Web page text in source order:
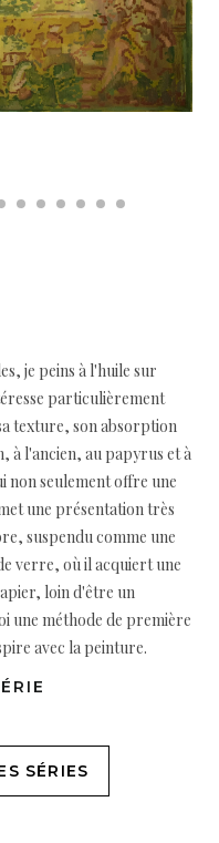
je peins à l'huile sur
particulièrement
texture, son absorption
à l'ancien, au papyrus et à
non seulement offre une
une présentation très
suspendu comme une
verre, où il acquiert une
loin d'être un
une méthode de première
avec la peinture.
SÉRIES